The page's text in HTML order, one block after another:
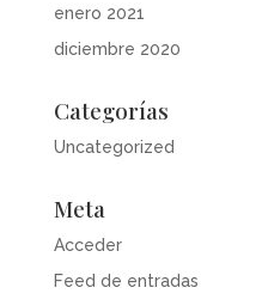
enero 2021
diciembre 2020
Categorías
Uncategorized
Meta
Acceder
Feed de entradas